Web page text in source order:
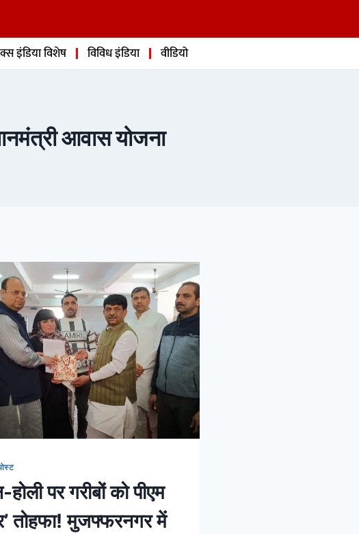
इंडिया विशेष विविध इंडिया वीडियो
आवास योजना
पर गरीबों को पीएम
तोहफा! मुजफ्फरनगर में